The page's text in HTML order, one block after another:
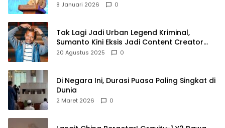
8 Januari 2026 0
Tak Lagi Jadi Urban Legend Kriminal,
Sumanto Kini Eksis Jadi Content Creator
Mukbang
20 Agustus 2025 0
Di Negara Ini, Durasi Puasa Paling Singkat di
Dunia
2 Maret 2026 0